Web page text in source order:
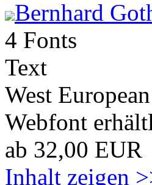
Bernhard
4 Fonts
Text
West European
Webfont
ab 32,00 EUR
Inhalt zeigen